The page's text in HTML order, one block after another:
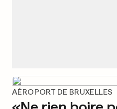
AÉROPORT DE BRUXELLES